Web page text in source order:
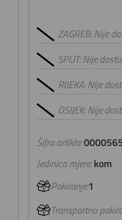
Šifra artikla:
ZAGREB: Nije
SPLIT: Nije
RIJEKA: Nije
OSIJEK: Nije
Jedinica mjere: kom
Pakiranje:1
Transportno